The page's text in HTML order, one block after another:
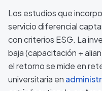
Los estudios que
servicio diferencial
con criterios ESG. La
baja (capacitación +
el retorno se mide en
universitaria en